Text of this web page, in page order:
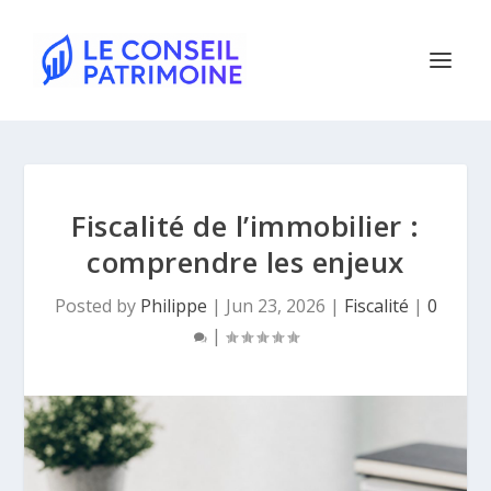
Fiscalité de l’immobilier :
comprendre les enjeux
Posted by Philippe | Jun 23, 2026 | Fiscalité | 0
|